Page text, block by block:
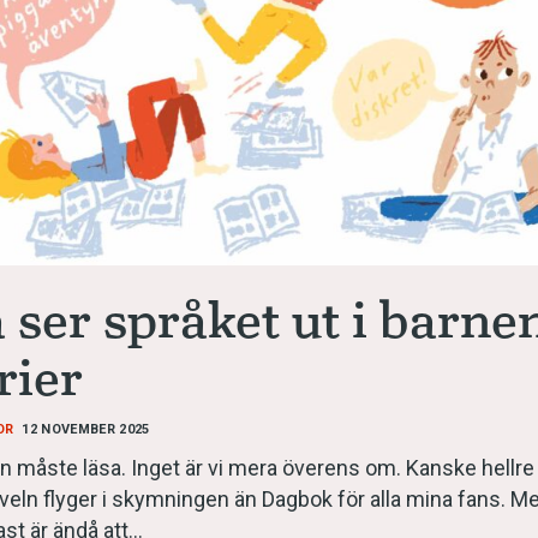
digitalt
ser språket ut i
12 NOVEMBER 2025
måste läsa. Inget är vi mera överens om. Kanske hellre
flyger i skymningen än Dagbok för alla mina fans.
är ändå att…